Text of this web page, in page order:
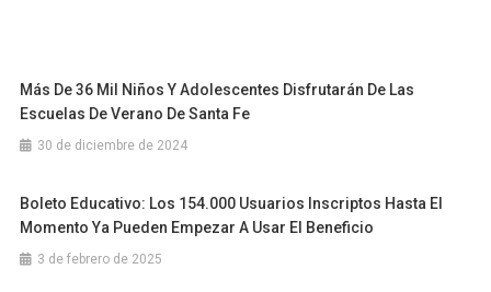
Más De 36 Mil Niños Y Adolescentes Disfrutarán De Las
Escuelas De Verano De Santa Fe
30 de diciembre de 2024
Boleto Educativo: Los 154.000 Usuarios Inscriptos Hasta El
Momento Ya Pueden Empezar A Usar El Beneficio
3 de febrero de 2025